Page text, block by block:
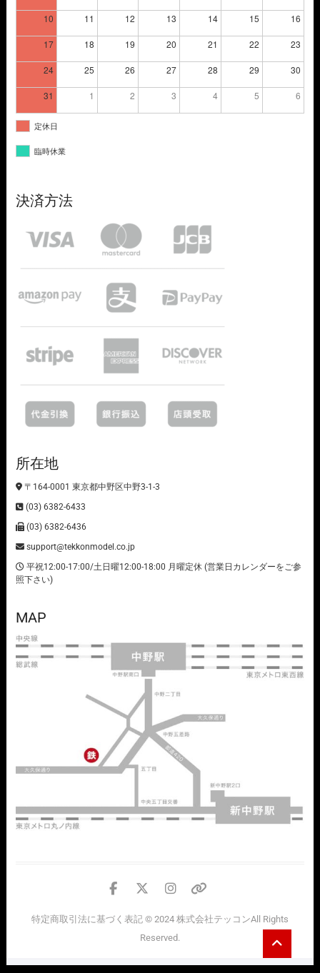
10 11 12 13 14 15 16
17 18 19 20 21 22 23
24 25 26 27 28 29 30
31 1 2 3 4 5 6
定休日
臨時休業
決済方法
所在地
〒164-0001 東京都中野区中野3-1-3
(03) 6382-6433
(03) 6382-6436
support@tekkonmodel.co.jp
平祝12:00-17:00/土日曜12:00-18:00 月曜定休 (営業日カレンダーをご参
照下さい)
MAP
facebook
twitter
instagram
情
の
特定商取引法に基づく表記© 2024 株式会社テッコンAll Rights
Reserved.
to